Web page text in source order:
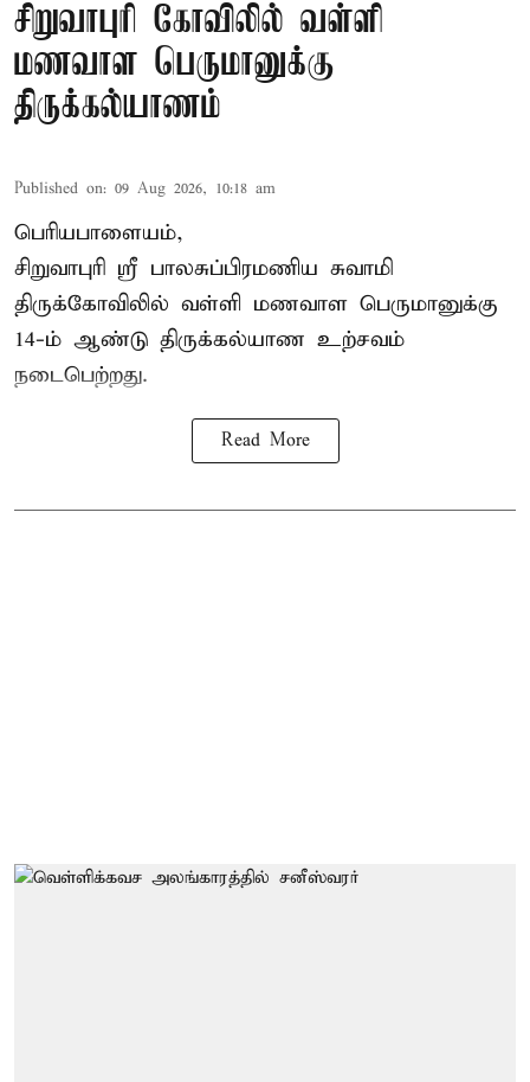
சிறுவாபுரி கோவிலில் வள்ளி
மணவாள பெருமானுக்கு
திருக்கல்யாணம்
Published on: 09 Aug 2026, 10:18 am
பெரியபாளையம்,
சிறுவாபுரி ஸ்ரீ பாலசுப்பிரமணிய சுவாமி
திருக்கோவிலில் வள்ளி மணவாள பெருமானுக்கு
14-ம் ஆண்டு திருக்கல்யாண உற்சவம்
நடைபெற்றது.
Read More